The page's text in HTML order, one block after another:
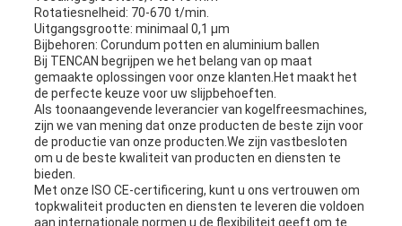
Rotatiesnelheid: 70-670 t/min.
Uitgangsgrootte: minimaal 0,1 μm
Bijbehoren: Corundum potten en aluminium ballen
Bij TENCAN begrijpen we het belang van op maat
gemaakte oplossingen voor onze klanten.Het maakt het
de perfecte keuze voor uw slijpbehoeften.
Als toonaangevende leverancier van kogelfreesmachines,
zijn we van mening dat onze producten de beste zijn voor
de productie van onze producten.We zijn vastbesloten
om u de beste kwaliteit van producten en diensten te
bieden.
Met onze ISO CE-certificering, kunt u ons vertrouwen om
topkwaliteit producten en diensten te leveren die voldoen
aan internationale normen.u de flexibiliteit geeft om te